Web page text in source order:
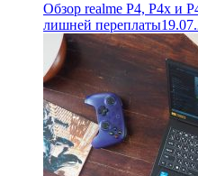
Обзор realme P4, P4x и
лишней переплаты